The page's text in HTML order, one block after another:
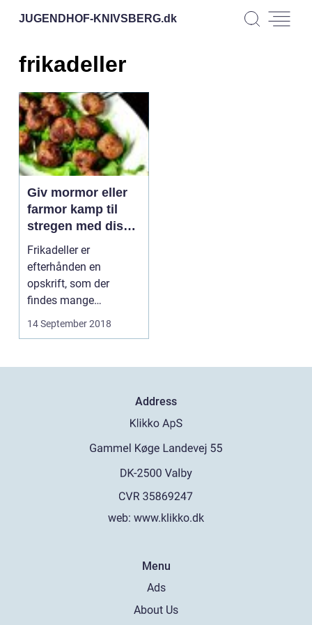
JUGENDHOF-KNIVSBERG.dk
frikadeller
Giv mormor eller
farmor kamp til
stregen med disse
frikadeller
Frikadeller er
efterhånden en
opskrift, som der
findes mange
forskellige variationer
og fremga...
14 September 2018
Address
web: www.klikko.dk
Menu
Ads
About Us